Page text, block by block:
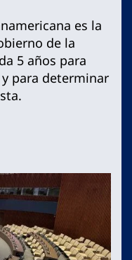
es la
de la
5 años para
para determinar